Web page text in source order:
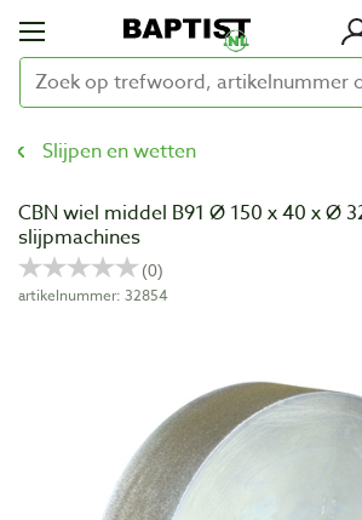
Slijpen en wetten
CBN wiel middel B91 Ø 150 x 40 x Ø
slijpmachines
artikelnummer: 32854